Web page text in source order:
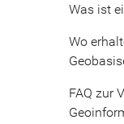
Was ist
Wo
FAQ zur